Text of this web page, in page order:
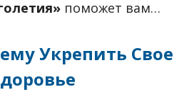
поможет вам…
Укрепить Свое